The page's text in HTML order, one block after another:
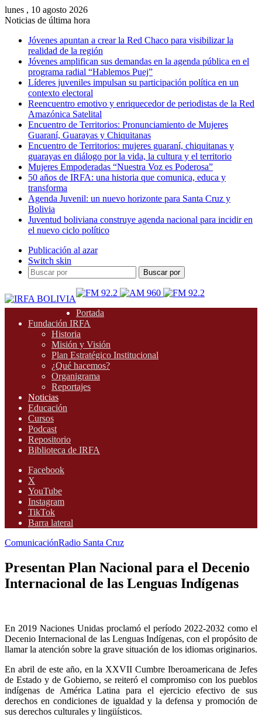
lunes , 10 agosto 2026
Noticias de última hora
Jóvenes apuntan a crear la Red Chaco para visibilizar la
realidad de la región
Jóvenes amplifican sus demandas en la agenda pública en el
programa radial “Hablemos Puej”
Líderes juveniles impulsan su participación política en un
contexto electoral
Reencuentro emotivo y enriquecedor de periodistas de la Red
Amazónica Satelital
Encuentro de Territorios: Pronunciamiento de Mujeres
Guaraní, Guarayas y Chiquitanas
Encuentro de Territorios: mujeres guaraní, chiquitanas y
guarayas en diálogo por la vida, la cultura y el territorio
Mujeres Empoderadas “Nuestra Voz es Poderosa”
50 años de IRFA: una historia que comunica, educa y
transforma
Agenda Juvenil: un nuevo horizonte para Santa Cruz y
Bolivia
Juventud boliviana construye agenda nacional para incidir en
el nuevo ciclo político
Publicación al azar
Switch skin
Buscar por
Portada
Fundación IRFA
Historia
Misión y Visión
Plan Estratégico Institucional
¿Qué hacemos?
Organigrama
Reportajes
Noticias
Educación
Cursos
Podcast
Repositorio
Biblioteca de IRFA
Facebook
X
YouTube
Instagram
TikTok
Barra lateral
ComunicaciónRadio Santa Cruz
Presentan Plan Nacional para el Decenio
Internacional de las Lenguas Indígenas
En 2019 Naciones Unidas proclamó el período 2022-2032 como el
Decenio Internacional de las Lenguas Indígenas, con el propósito de
llamar la atención sobre la grave situación de los idiomas originarios.
En abril de este año, en la XXVII Cumbre Iberoamericana de Jefes
de Estado y de Gobierno, se reiteró el compromiso con los pueblos
indígenas de América Latina para el ejercicio efectivo de sus
derechos en condiciones de igualdad y la defensa y promoción de
sus derechos culturales y lingüísticos.